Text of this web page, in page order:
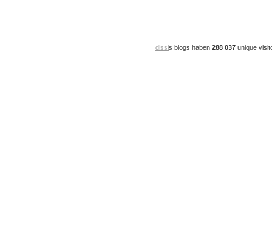
dissis blogs haben 288 037 unique